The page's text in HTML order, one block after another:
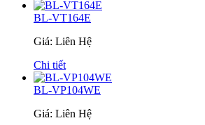
BL-VT164E
Giá: Liên Hệ
Chi tiết
BL-VP104WE
Giá: Liên Hệ